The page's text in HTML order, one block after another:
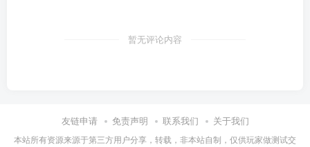
暂无评论内容
友链申请 免责声明 联系我们 关于我们
本站所有资源来源于第三方用户分享，转载，非本站自制，仅供玩家做测试交